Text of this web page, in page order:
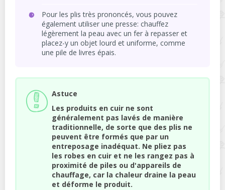
Pour les plis très prononcés, vous pouvez
également utiliser une presse: chauffez
légèrement la peau avec un fer à repasser et
placez-y un objet lourd et uniforme, comme
une pile de livres épais.
Astuce
Les produits en cuir ne sont
généralement pas lavés de manière
traditionnelle, de sorte que des plis ne
peuvent être formés que par un
entreposage inadéquat. Ne pliez pas
les robes en cuir et ne les rangez pas à
proximité de piles ou d'appareils de
chauffage, car la chaleur draine la peau
et déforme le produit.